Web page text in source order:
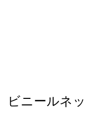
ビニールネ